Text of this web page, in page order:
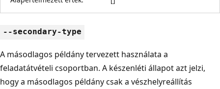
--secondary-type
A másodlagos példány tervezett használata a
feladatátvételi csoportban. A készenléti állapot azt jelzi,
hogy a másodlagos példány csak a vészhelyreállítás